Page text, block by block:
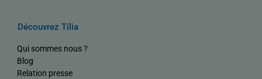
Découvrez Tilia
Qui sommes nous ?
Blog
Relation presse